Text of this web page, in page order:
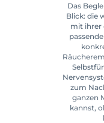
Das
Blick: die
mit ihrer
zum
ganzen
kannst,